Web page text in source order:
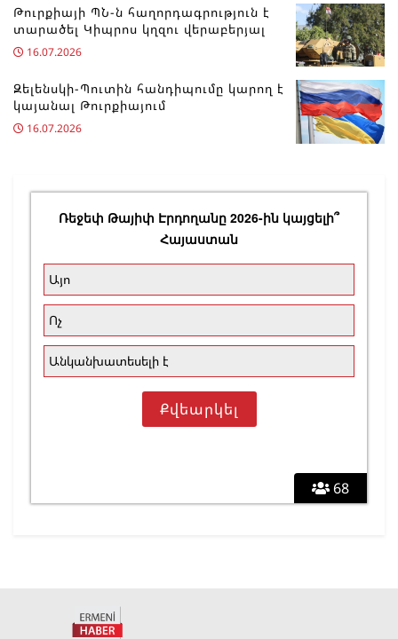
Թուրքիայի ՊՆ-ն հաղորդագրություն է
տարածել Կիպրոս կղզու վերաբերյալ
16.07.2026
Զելենսկի-Պուտին հանդիպումը կարող է
կայանալ Թուրքիայում
16.07.2026
68
Ռեջեփ Թայիփ Էրդողանը 2026-ին կայցելի՞
Հայաստան
Այո
Ոչ
Անկանխատեսելի է